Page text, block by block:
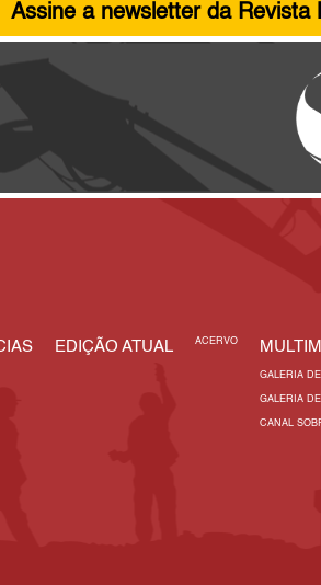
Assine a newsletter da
EDIÇÃO ATUAL ACERVO
GALERIA
GALERIA
CANAL